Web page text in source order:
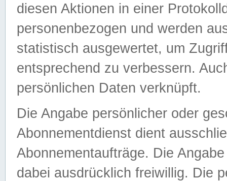
diesen Aktionen in einer
personenbezogen und werden
statistisch ausgewertet, um
entsprechend zu verbessern.
persönlichen Daten verknüpft.
Die Angabe persönlicher oder
Abonnementdienst dient
Abonnementaufträge. Die
dabei ausdrücklich freiwillig. Die